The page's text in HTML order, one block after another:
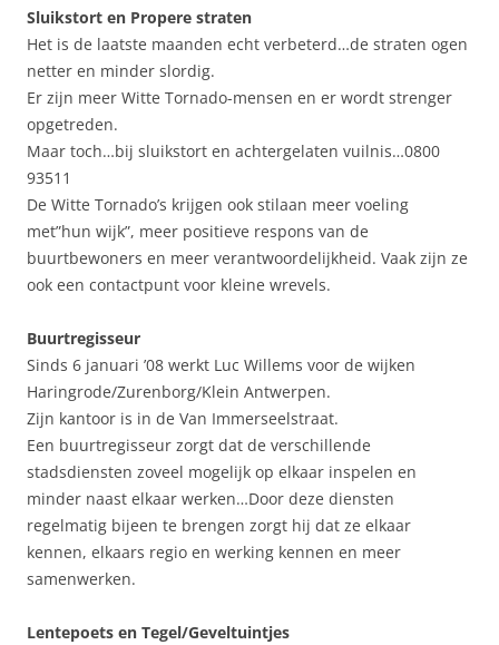
Sluikstort en Propere straten
Het is de laatste maanden echt verbeterd…de straten ogen
netter en minder slordig.
Er zijn meer Witte Tornado-mensen en er wordt strenger
opgetreden.
Maar toch…bij sluikstort en achtergelaten vuilnis…0800
93511
De Witte Tornado’s krijgen ook stilaan meer voeling
met”hun wijk”, meer positieve respons van de
buurtbewoners en meer verantwoordelijkheid. Vaak zijn ze
ook een contactpunt voor kleine wrevels.
Buurtregisseur
Sinds 6 januari ’08 werkt Luc Willems voor de wijken
Haringrode/Zurenborg/Klein Antwerpen.
Zijn kantoor is in de Van Immerseelstraat.
Een buurtregisseur zorgt dat de verschillende
stadsdiensten zoveel mogelijk op elkaar inspelen en
minder naast elkaar werken…Door deze diensten
regelmatig bijeen te brengen zorgt hij dat ze elkaar
kennen, elkaars regio en werking kennen en meer
samenwerken.
Lentepoets en Tegel/Geveltuintjes